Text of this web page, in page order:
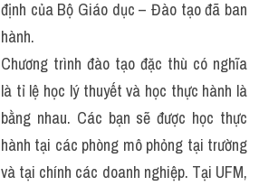
định của Bộ Giáo dục – Đào tạo đã ban
hành.
Chương trình đào tạo đặc thù có nghĩa
là tỉ lệ học lý thuyết và học thực hành là
bằng nhau. Các bạn sẽ được học thực
hành tại các phòng mô phỏng tại trường
và tại chính các doanh nghiệp. Tại UFM,